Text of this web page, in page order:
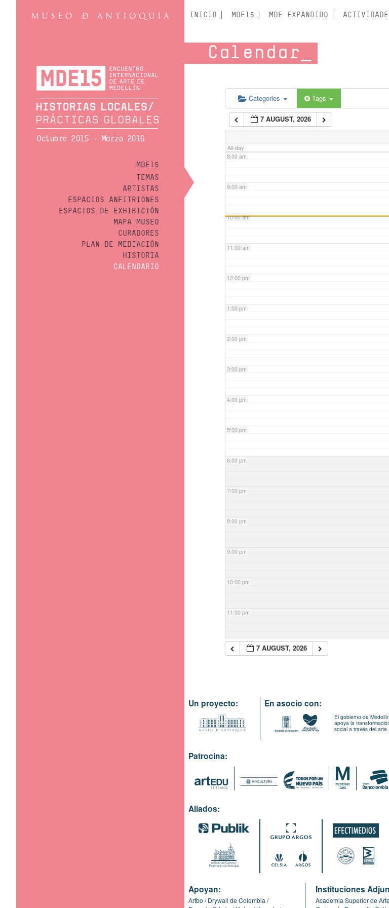
Octubre 2015 - Marzo 2016
MDE15
TEMAS
ARTISTAS
ESPACIOS ANFITRIONES
ESPACIOS DE EXHIBICIÓN
MAPA MUSEO
CURADORES
PLAN DE MEDIACIÓN
HISTORIA
CALENDARIO
INICIO MDE15 MDE EXPANDIDO
Calendar
Categories Tags
7 AUGUST, 2026
All-day
5:00 am
6:00 am
7:00 am
8:00 am
9:00 am
10:00 am
11:00 am
12:00 pm
1:00 pm
2:00 pm
3:00 pm
4:00 pm
5:00 pm
6:00 pm
7:00 pm
8:00 pm
9:00 pm
10:00 pm
11:00 pm
7 AUGUST, 2026
Un proyecto: En asocio con:
El gobierno de Medellín
apoya la
social a través del arte.
Patrocina:
Aliados:
Apoyan:
Artbo
Drywall de Colombia
Instituciones
Academia Superior de